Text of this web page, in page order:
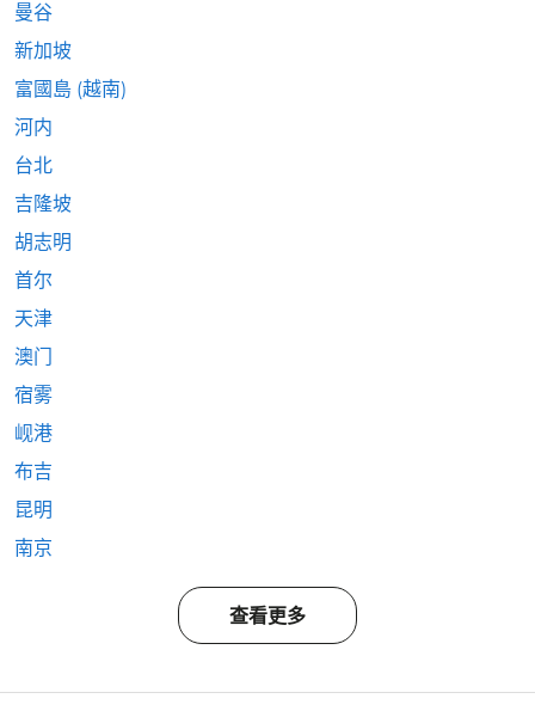
曼谷
新加坡
富國島 (越南)
河内
台北
吉隆坡
胡志明
首尔
天津
澳门
宿雾
岘港
布吉
昆明
南京
查看更多